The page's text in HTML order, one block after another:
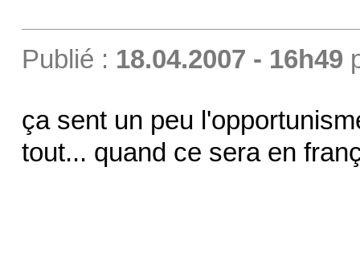
Publié : 18.04.2007 - 16h49
ça sent un peu
tout... quand ce sera en